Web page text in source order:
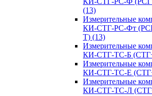
(13)
Измерительные
КИ-СТГ-РС-Фт (РСГ
Т) (13)
Измерительные
КИ-СТГ-ТС-Б
Измерительные
КИ-СТГ-ТС-Е
Измерительные
КИ-СТГ-ТС-Л